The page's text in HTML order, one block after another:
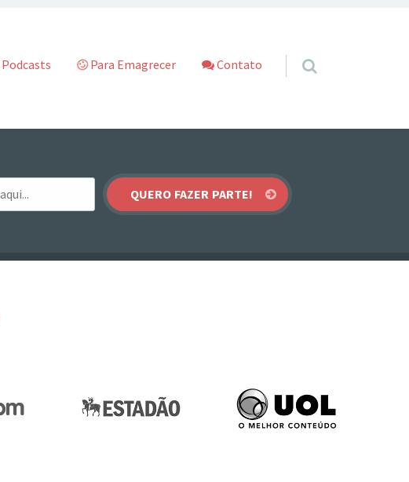
Podcasts Para Emagrecer Contato